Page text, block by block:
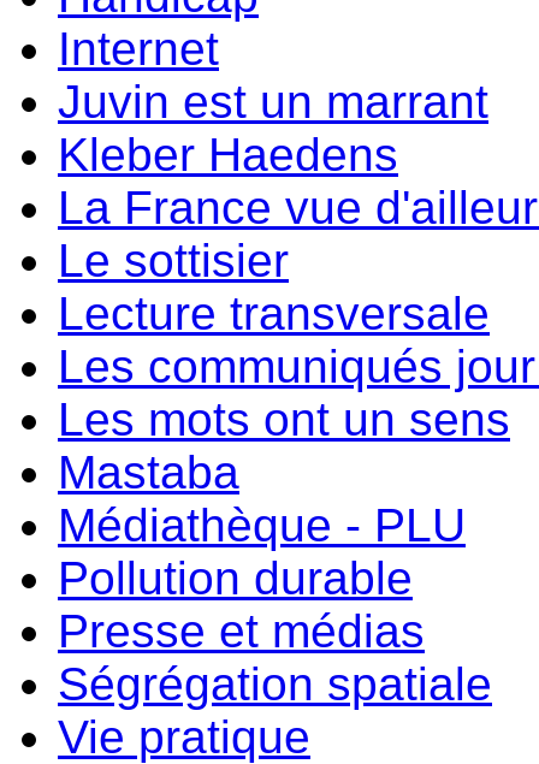
Internet
Juvin est un marrant
Kleber Haedens
La France vue
Le sottisier
Lecture transversale
Les communiqués
Les mots ont un sens
Mastaba
Médiathèque - PLU
Pollution durable
Presse et médias
Ségrégation spatiale
Vie pratique